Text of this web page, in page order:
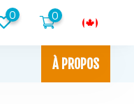
0 0
À PROPOS